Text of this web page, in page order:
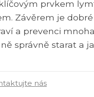
prvkem
Závěrem je
a prevenci
správně starat a
nás